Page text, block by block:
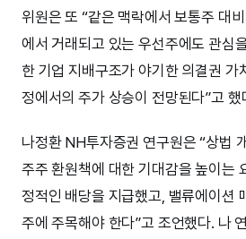
위원은 또 “같은 맥락에서 보통주 대
에서 거래되고 있는 우선주에도 관심
한 기업 지배구조가 야기한 의결권 가
정에서의 주가 상승이 전망된다”고 했
나정환 NH투자증권 연구원은 “상법
주주 환원책에 대한 기대감을 높이는
정적인 배당을 지급했고, 밸류에이션
주에 주목해야 한다”고 조언했다. 나